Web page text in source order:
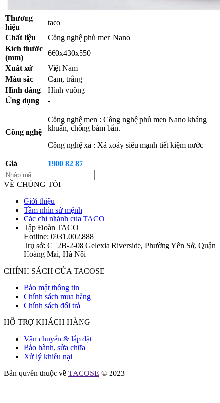
Thương
hiệu
taco
Chất liệu
Công nghệ phủ men Nano
Kích thước
(mm)
660x430x550
Xuất xứ
Việt Nam
Màu sắc
Cam, trắng
Hình dáng
Hình vuông
Ứng dụng
-
Công nghệ
Công nghệ men : Công nghệ phủ men Nano kháng
khuẩn, chống bám bẩn.
Công nghệ xả : Xả xoáy siêu mạnh tiết kiệm nước
Giá 1900 82 87
VỀ CHÚNG TÔI
Giới thiệu
Tầm nhìn sứ mệnh
Các chi nhánh của TACO
Tập Đoàn TACO
Hotline: 0931.002.888
Trụ sở: CT2B-2-08 Gelexia Riverside, Phường Yên Sở, Quận
Hoàng Mai, Hà Nội
CHÍNH SÁCH CỦA TACOSE
Bảo mật thông tin
Chính sách mua hàng
Chính sách đổi trả
HỖ TRỢ KHÁCH HÀNG
Vận chuyển & lắp đặt
Bảo hành, sửa chữa
Xử lý khiếu nại
Bản quyền thuộc về TACOSE © 2023